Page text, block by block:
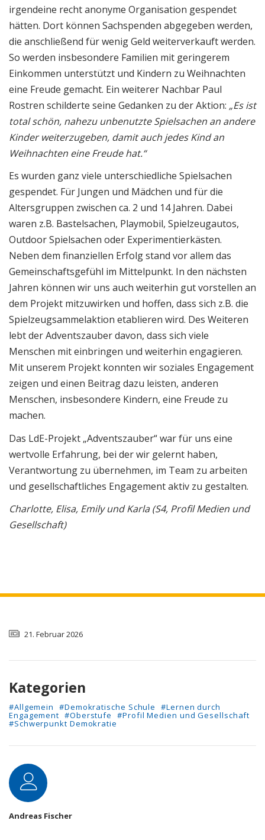
irgendeine recht anonyme Organisation gespendet
hätten. Dort können Sachspenden abgegeben werden,
die anschließend für wenig Geld weiterverkauft werden.
So werden insbesondere Familien mit geringerem
Einkommen unterstützt und Kindern zu Weihnachten
eine Freude gemacht. Ein weiterer Nachbar Paul
Rostren schilderte seine Gedanken zu der Aktion: „Es ist
total schön, nahezu unbenutzte Spielsachen an andere
Kinder weiterzugeben, damit auch jedes Kind an
Weihnachten eine Freude hat.“
Es wurden ganz viele unterschiedliche Spielsachen
gespendet. Für Jungen und Mädchen und für die
Altersgruppen zwischen ca. 2 und 14 Jahren. Dabei
waren z.B. Bastelsachen, Playmobil, Spielzeugautos,
Outdoor Spielsachen oder Experimentierkästen.
Neben dem finanziellen Erfolg stand vor allem das
Gemeinschaftsgefühl im Mittelpunkt. In den nächsten
Jahren können wir uns auch weiterhin gut vorstellen an
dem Projekt mitzuwirken und hoffen, dass sich z.B. die
Spielzeugsammelaktion etablieren wird. Des Weiteren
lebt der Adventszauber davon, dass sich viele
Menschen mit einbringen und weiterhin engagieren.
Mit unserem Projekt konnten wir soziales Engagement
zeigen und einen Beitrag dazu leisten, anderen
Menschen, insbesondere Kindern, eine Freude zu
machen.
Das LdE-Projekt „Adventszauber“ war für uns eine
wertvolle Erfahrung, bei der wir gelernt haben,
Verantwortung zu übernehmen, im Team zu arbeiten
und gesellschaftliches Engagement aktiv zu gestalten.
Charlotte, Elisa, Emily und Karla (S4, Profil Medien und
Gesellschaft)
21. Februar 2026
Kategorien
#Allgemein #Demokratische Schule #Lernen durch
Engagement #Oberstufe #Profil Medien und Gesellschaft
#Schwerpunkt Demokratie
Autor
Andreas Fischer